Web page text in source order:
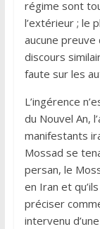
régime sont
l’extérieur ; le
aucune preuve
discours
faute sur les
L’ingérence
du Nouvel An,
manifestants
Mossad se
persan, le
en Iran et
préciser
intervenu